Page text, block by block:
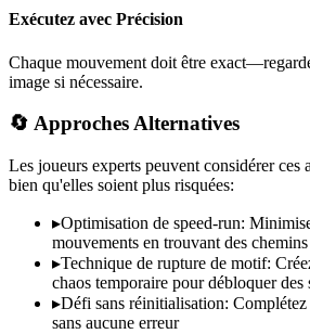
Exécutez avec Précision
Chaque mouvement doit être
image si nécessaire.
🔄 Approches Alternatives
Les joueurs experts peuvent considérer ces
bien qu'elles soient plus risquées:
▸Optimisation de speed-run:
mouvements en trouvant des
▸Technique de rupture de motif:
chaos temporaire pour débloquer des
▸Défi sans réinitialisation: Complétez
sans aucune erreur